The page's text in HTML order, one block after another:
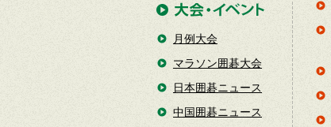
月例大会
マラソン囲碁大会
日本囲碁ニュース
中国囲碁ニュース